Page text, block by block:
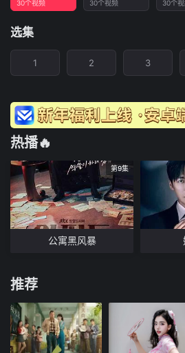
30个视频 30个视频 30个
选集
1 2 3
热播🔥
第9集
公寓黑风暴
推荐